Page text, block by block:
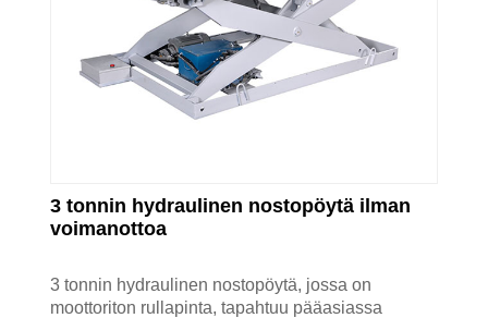
3 tonnin hydraulinen nostopöytä ilman
voimanottoa
3 tonnin hydraulinen nostopöytä, jossa on
moottoriton rullapinta, tapahtuu pääasiassa